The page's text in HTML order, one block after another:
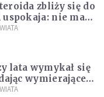
zbliży się do
uspokaja: nie ma
lata wymykał się
wymierające
popełnił